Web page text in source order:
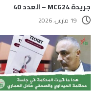
جريدة MCG24 – العدد 40
19 مارس، 2026